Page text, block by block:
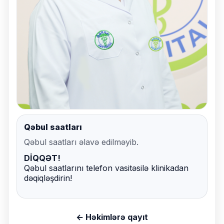
Qəbul saatları
Qəbul saatları əlavə edilməyib.
DİQQƏT!
Qəbul saatlarını telefon vasitəsilə klinikadan
dəqiqləşdirin!
← Həkimlərə qayıt